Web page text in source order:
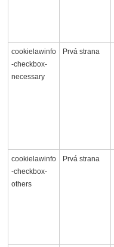
cookielawinfo
-checkbox-
necessary
Prvá strana
cookielawinfo
-checkbox-
others
Prvá strana